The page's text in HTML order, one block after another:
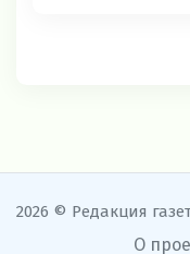
2026 © Редакция
О